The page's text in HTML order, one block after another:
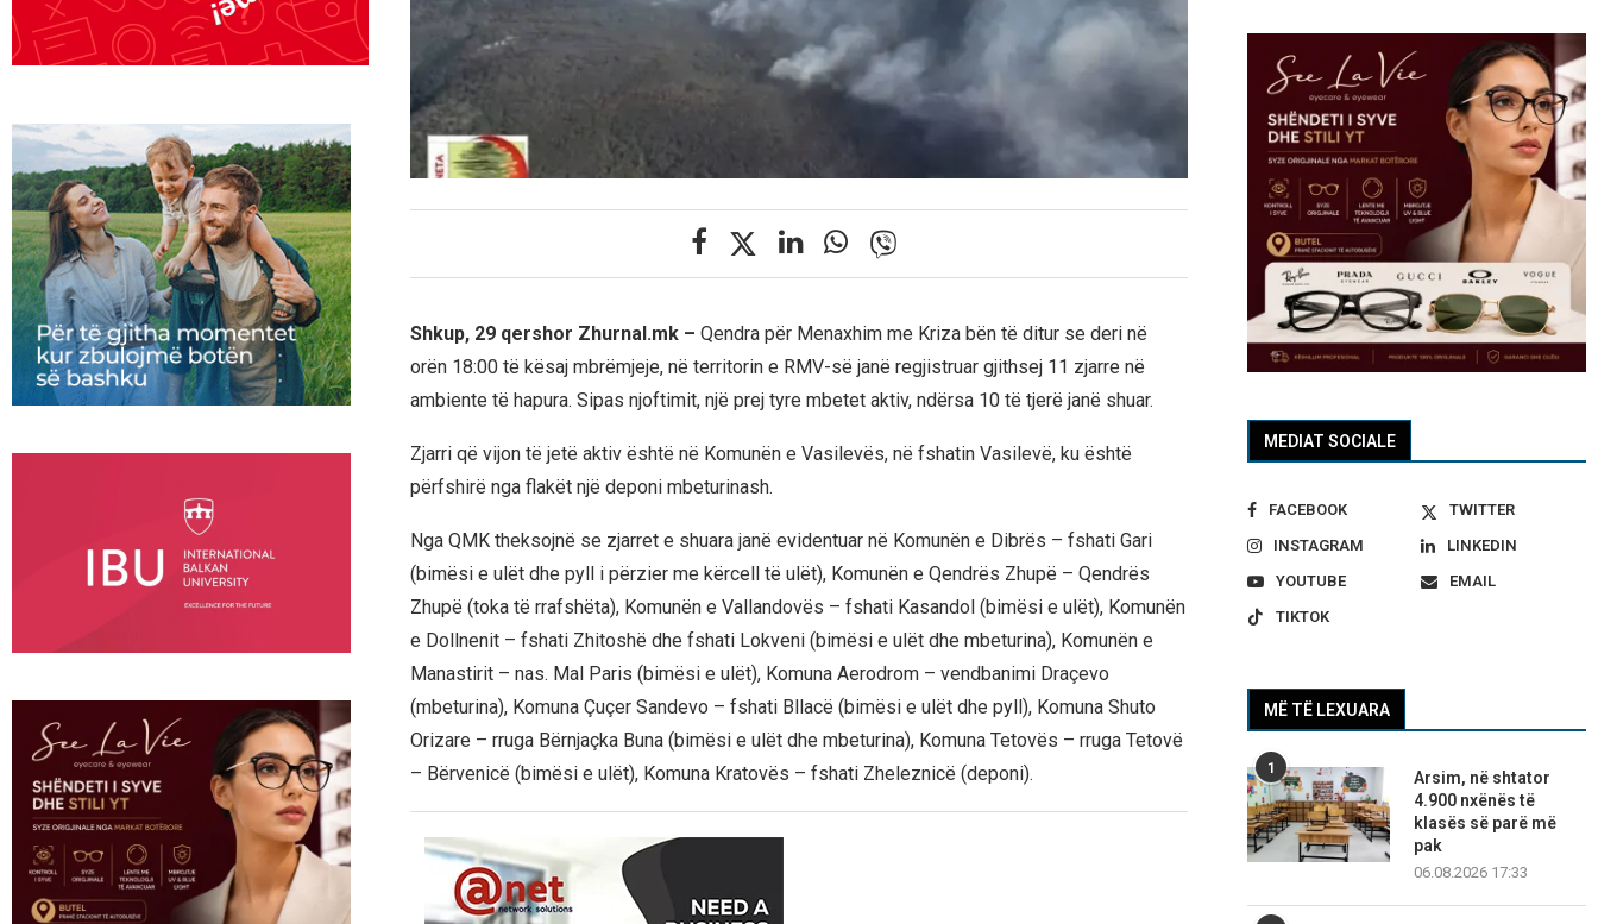
Shkup, 29 qershor Zhurnal.mk – Qendra për Menaxhim me Kriza bën të ditur se deri në
orën 18:00 të kësaj mbrëmjeje, në territorin e RMV-së janë regjistruar gjithsej 11 zjarre në
ambiente të hapura. Sipas njoftimit, një prej tyre mbetet aktiv, ndërsa 10 të tjerë janë shuar.
Zjarri që vijon të jetë aktiv është në Komunën e Vasilevës, në fshatin Vasilevë, ku është
përfshirë nga flakët një deponi mbeturinash.
Nga QMK theksojnë se zjarret e shuara janë evidentuar në Komunën e Dibrës – fshati Gari
(bimësi e ulët dhe pyll i përzier me kërcell të ulët), Komunën e Qendrës Zhupë – Qendrës
Zhupë (toka të rrafshëta), Komunën e Vallandovës – fshati Kasandol (bimësi e ulët), Komunën
e Dollnenit – fshati Zhitoshë dhe fshati Lokveni (bimësi e ulët dhe mbeturina), Komunën e
Manastirit – nas. Mal Paris (bimësi e ulët), Komuna Aerodrom – vendbanimi Draçevo
(mbeturina), Komuna Çuçer Sandevo – fshati Bllacë (bimësi e ulët dhe pyll), Komuna Shuto
Orizare – rruga Bërnjaçka Buna (bimësi e ulët dhe mbeturina), Komuna Tetovës – rruga Tetovë
– Bërvenicë (bimësi e ulët), Komuna Kratovës – fshati Zheleznicë (deponi).
MEDIAT SOCIALE
FACEBOOK
TWITTER
INSTAGRAM
LINKEDIN
YOUTUBE
EMAIL
TIKTOK
MË TË LEXUARA
1
Arsim, në shtator
4.900 nxënës të
klasës së parë më
pak
06.08.2026 17:33